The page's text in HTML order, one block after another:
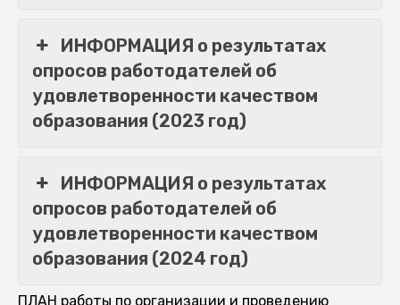
ИНФОРМАЦИЯ о результатах
опросов работодателей об
удовлетворенности качеством
образования (2023 год)
ИНФОРМАЦИЯ о результатах
опросов работодателей об
удовлетворенности качеством
образования (2024 год)
ПЛАН работы по организации и проведению